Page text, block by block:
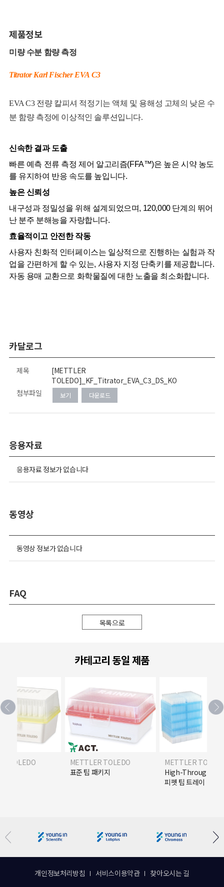
제품정보
미량 수분 함량 측정
Titrator Karl Fischer EVA C3
EVA C3 전량 칼피셔 적정기는 액체 및 용해성 고체의 낮은 수
분 함량 측정에 이상적인 솔루션입니다.
신속한 결과 도출
빠른 예측 전류 측정 제어 알고리즘(FFA™)은 높은 시약 농도
를 유지하여 반응 속도를 높입니다.
높은 신뢰성
내구성과 정밀성을 위해 설계되었으며, 120,000 단계의 뛰어
난 분주 분해능을 자랑합니다.
효율적이고 안전한 작동
사용자 친화적 인터페이스는 일상적으로 진행하는 실험과 작
업을 간편하게 할 수 있는, 사용자 지정 단축키를 제공합니다.
자동 용매 교환으로 화학물질에 대한 노출을 최소화합니다.
카달로그
제목
[METTLER
TOLEDO]_KF_Titrator_EVA_C3_DS_KO
첨부파일
보기 다운로드
응용자료
응용자료 정보가 없습니다
동영상
동영상 정보가 없습니다
FAQ
목록으로
카테고리 동일 제품
TOLEDO
METTLER TOLEDO
표준 팁 패키지
METTLER
High-Throughput
피펫 팁 트레이
개인정보처리방침 서비스이용약관 찾아오시는 길